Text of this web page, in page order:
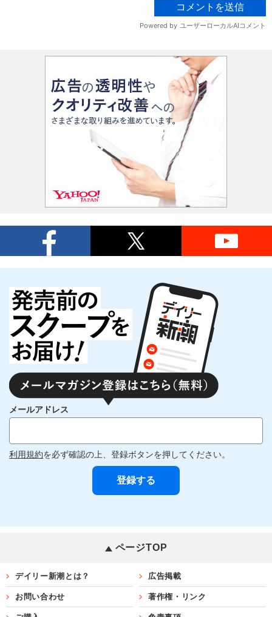
メールアドレス
利用規約を必ず確認の上、登録ボタンを押してください。
ページTOP
デイリー新潮とは？ 広告掲載
お問い合わせ 著作権・リンク